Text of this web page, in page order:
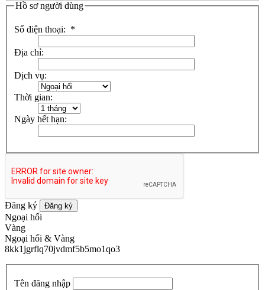
Hồ sơ người dùng
Số điện thoại: *
Địa chỉ:
Dịch vụ:
Thời gian:
Ngày hết hạn:
Đăng ký Đăng ký
Ngoại hối
Vàng
Ngoại hối & Vàng
8kk1jgrflq70jvdmf5b5mo1qo3
Tên đăng nhập